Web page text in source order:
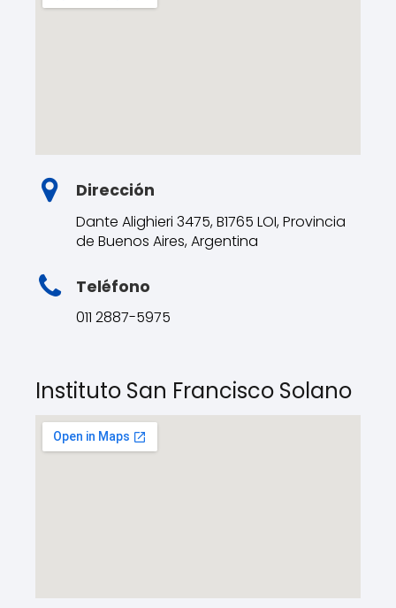
Dirección
Dante Alighieri 3475, B1765 LOI, Provincia
de Buenos Aires, Argentina
Teléfono
011 2887-5975
Instituto San Francisco Solano